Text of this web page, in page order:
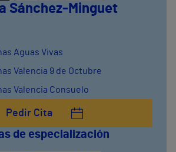
Sánchez-Minguet
Aguas Vivas
Valencia 9 de Octubre
Valencia Consuelo
Pedir Cita
de especialización